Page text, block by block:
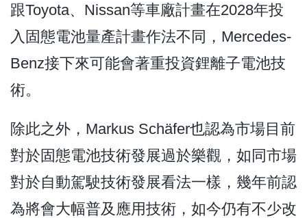
跟Toyota、Nissan等車廠計畫在2028年投
入固態電池量產計畫作法不同，Mercedes-
Benz接下來可能會著重投資鋰離子電池技
術。
除此之外，Markus Schäfer也認為市場目前
對於固態電池技術發展過於樂觀，如同市場
對於自動駕駛技術發展看法一樣，幾年前認
為將會大幅普及應用技術，如今仍有不少改